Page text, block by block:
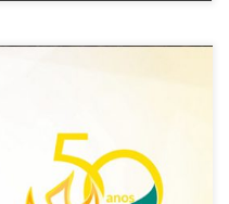
da imagem, manual de
2019! “A figura inspirada na
de Deus foi derramado em